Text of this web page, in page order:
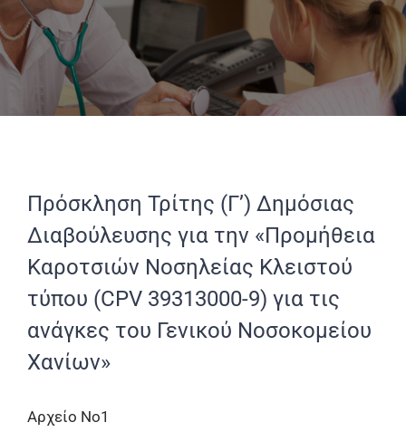
Πρόσκληση Τρίτης (Γ’) Δημόσιας
Διαβούλευσης για την «Προμήθεια
Καροτσιών Νοσηλείας Κλειστού
τύπου (CPV 39313000-9) για τις
ανάγκες του Γενικού Νοσοκομείου
Χανίων»
Αρχείο Νο1